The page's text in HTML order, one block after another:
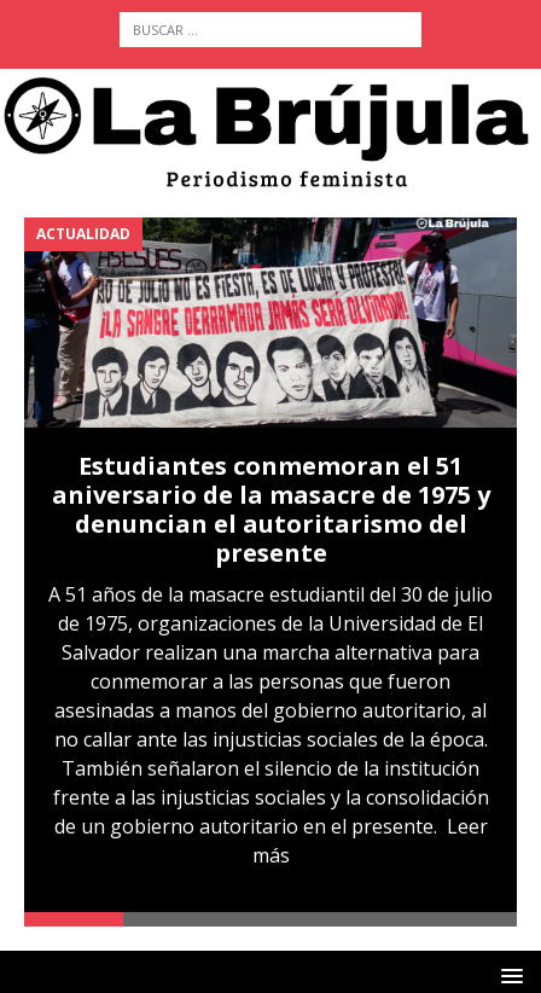
ACTUALIDAD
Estudiantes conmemoran el 51
aniversario de la masacre de 1975 y
denuncian el autoritarismo del
presente
A 51 años de la masacre estudiantil del 30 de julio
de 1975, organizaciones de la Universidad de El
Salvador realizan una marcha alternativa para
conmemorar a las personas que fueron
asesinadas a manos del gobierno autoritario, al
no callar ante las injusticias sociales de la época.
También señalaron el silencio de la institución
frente a las injusticias sociales y la consolidación
de un gobierno autoritario en el presente. Leer
más